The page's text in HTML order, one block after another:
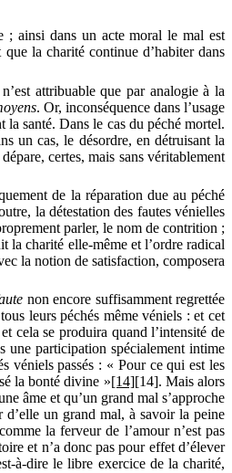
; ainsi dans un acte moral le mal est
la charité continue d’habiter dans
attribuable que par analogie à la
. Or, inconséquence dans l’usage
santé. Dans le cas du péché mortel.
un cas, le désordre, en détruisant la
certes, mais sans véritablement
de la réparation due au péché
la détestation des fautes vénielles
parler, le nom de contrition ;
la charité elle-même et l’ordre radical
la notion de satisfaction, composera
non encore suffisamment regrettée
leurs péchés même véniels : et cet
cela se produira quand l’intensité de
une participation spécialement intime
véniels passés : « Pour ce qui est les
la bonté divine »[14][14]. Mais alors
âme et qu’un grand mal s’approche
d’elle un grand mal, à savoir la peine
la ferveur de l’amour n’est pas
et n’a donc pas pour effet d’élever
à-dire le libre exercice de la charité,